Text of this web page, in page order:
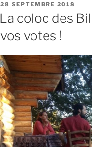
PUBLIÉ
LE
28 SEPTEMBRE 2018
La coloc des
vos votes !